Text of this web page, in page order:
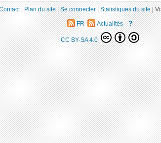
|Plan du site|Se connecter|Statistiques du site|
FR Actualités ?
CC BY-SA 4.0